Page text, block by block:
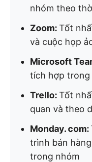
nhóm theo
Zoom: Tốt
và cuộc họp
Microsoft
tích hợp
Trello: Tốt
quan và theo
Monday. com:
trình bán
trong nhóm